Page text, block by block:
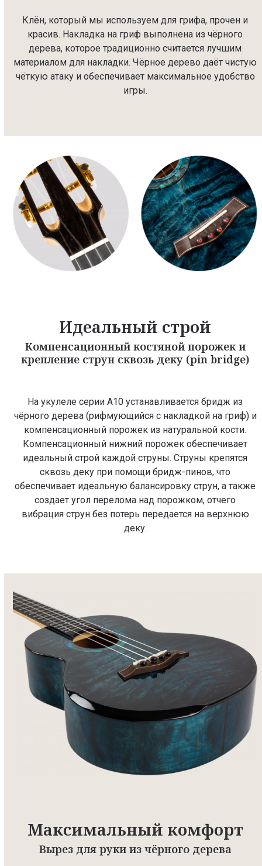
Клён, который мы используем для грифа, прочен и
красив. Накладка на гриф выполнена из чёрного
дерева, которое традиционно считается лучшим
материалом для накладки. Чёрное дерево даёт чистую
чёткую атаку и обеспечивает максимальное удобство
игры.
Идеальный строй
Компенсационный костяной порожек и
крепление струн сквозь деку (pin bridge)
На укулеле серии A10 устанавливается бридж из
чёрного дерева (рифмующийся с накладкой на гриф) и
компенсационный порожек из натуральной кости.
Компенсационный нижний порожек обеспечивает
идеальный строй каждой струны. Струны крепятся
сквозь деку при помощи бридж-пинов, что
обеспечивает идеальную балансировку струн, а также
создает угол перелома над порожком, отчего
вибрация струн без потерь передается на верхнюю
деку.
Максимальный комфорт
Вырез для руки из чёрного дерева